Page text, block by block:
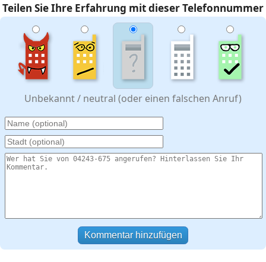
Teilen Sie Ihre Erfahrung mit dieser Telefonnummer
Unbekannt / neutral (oder einen falschen Anruf)
Kommentar hinzufügen